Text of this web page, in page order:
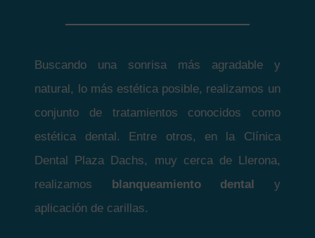
Buscando una sonrisa más agradable y
natural, lo más estética posible, realizamos un
conjunto de tratamientos conocidos como
estética dental. Entre otros, en la Clínica
Dental Plaza Dachs, muy cerca de Llerona,
realizamos blanqueamiento dental y
aplicación de carillas.